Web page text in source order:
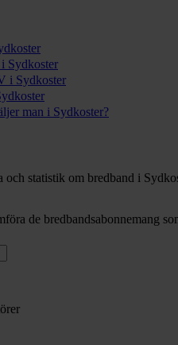
Sydkoster
i Sydkoster
man i Sydkoster?
statistik om bredband i
de bredbandsabonnemang